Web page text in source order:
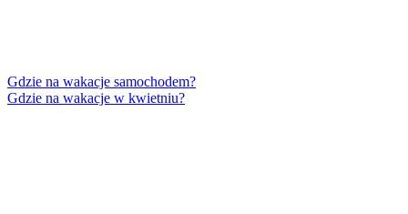
Gdzie na wakacje samochodem?
Gdzie na wakacje w kwietniu?